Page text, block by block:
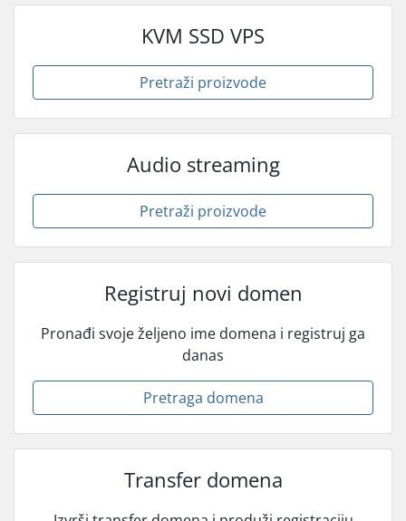
KVM SSD VPS
Pretraži proizvode
Audio streaming
Pretraži proizvode
Registruj novi domen
Pronađi svoje željeno ime domena i registruj ga
danas
Pretraga domena
Transfer domena